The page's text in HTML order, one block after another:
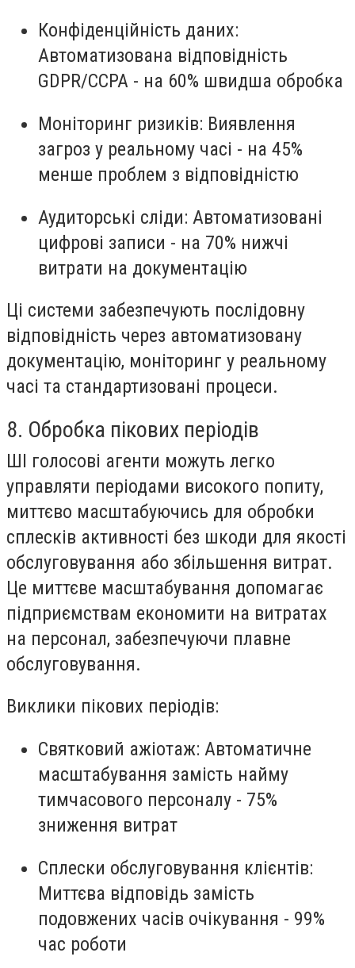
Конфіденційність даних:
Автоматизована відповідність
GDPR/CCPA - на 60% швидша обробка
Моніторинг ризиків: Виявлення
загроз у реальному часі - на 45%
менше проблем з відповідністю
Аудиторські сліди: Автоматизовані
цифрові записи - на 70% нижчі
витрати на документацію
Ці системи забезпечують послідовну
відповідність через автоматизовану
документацію, моніторинг у реальному
часі та стандартизовані процеси.
8. Обробка пікових періодів
ШІ голосові агенти можуть легко
управляти періодами високого попиту,
миттєво масштабуючись для обробки
сплесків активності без шкоди для якості
обслуговування або збільшення витрат.
Це миттєве масштабування допомагає
підприємствам економити на витратах
на персонал, забезпечуючи плавне
обслуговування.
Виклики пікових періодів:
Святковий ажіотаж: Автоматичне
масштабування замість найму
тимчасового персоналу - 75%
зниження витрат
Сплески обслуговування клієнтів:
Миттєва відповідь замість
подовжених часів очікування - 99%
час роботи